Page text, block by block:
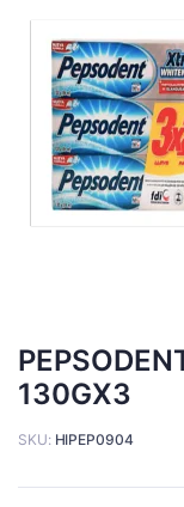
130GX3
SKU: HIPEP0904